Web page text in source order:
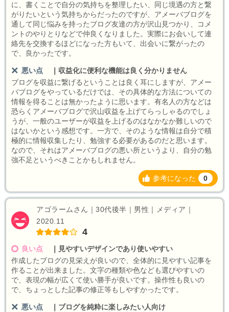
に、書くことで自分の気持ちを整理したい、同じ境遇の方と繋
がりたいという気持ちからだったのですが、アメーバブログを
通して同じ悩みを持ったブログ友達の方が沢山見つかり、コメ
ントのやりとりなどで仲良くなりました。実際にお会いして連
絡先を交換するほどになった方もいて、出会いに繋がったの
で、良かったです。
悪い点
収益化に便利な機能は良く分かりません
ブログを収益に繋げるということは良く耳にしますが、アメー
バブログをやっているだけでは、その具体的な方法についての
情報を得ることは無かったように思います。有名人の方などは
恐らくアメーバブログで沢山収益を上げてらっしゃるのでしょ
うが、一般のユーザーが収益を上げるのはなかなか難しいので
はないかという感想です。一方で、そのような情報は自分で積
極的に情報収集したり、勉強する必要があるのだと思います。
なので、それはアメーバブログの悪い所というより、自分の勉
強不足というべきことかもしれません。
参考になった 0
アゴラームさん｜30代後半｜男性｜メディア｜
2020.11
4
良い点
見やすいデザインであり使いやすい
作成したブログの見栄えが良いので、全体的に見やすい記事を
作ることが出来ました。文字の種類や色なども選びやすいの
で、表現の幅が広くて使い勝手が良いです。操作性も良いの
で、ちょっとした記事の修正等もしやすかったです。
悪い点
ブログを純粋に楽しみたい人向け